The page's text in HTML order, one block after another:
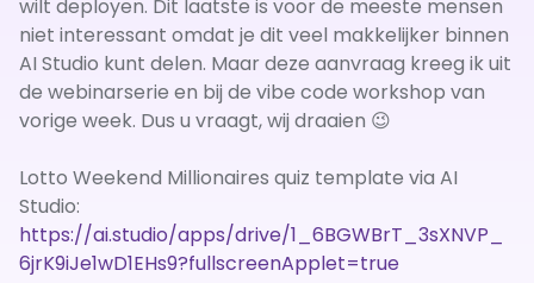
wilt deployen. Dit laatste is voor de meeste mensen
niet interessant omdat je dit veel makkelijker binnen
AI Studio kunt delen. Maar deze aanvraag kreeg ik uit
de webinarserie en bij de vibe code workshop van
vorige week. Dus u vraagt, wij draaien 😉
Lotto Weekend Millionaires quiz template via AI
Studio:
https://ai.studio/apps/drive/1_6BGWBrT_3sXNVP_
6jrK9iJe1wD1EHs9?fullscreenApplet=true